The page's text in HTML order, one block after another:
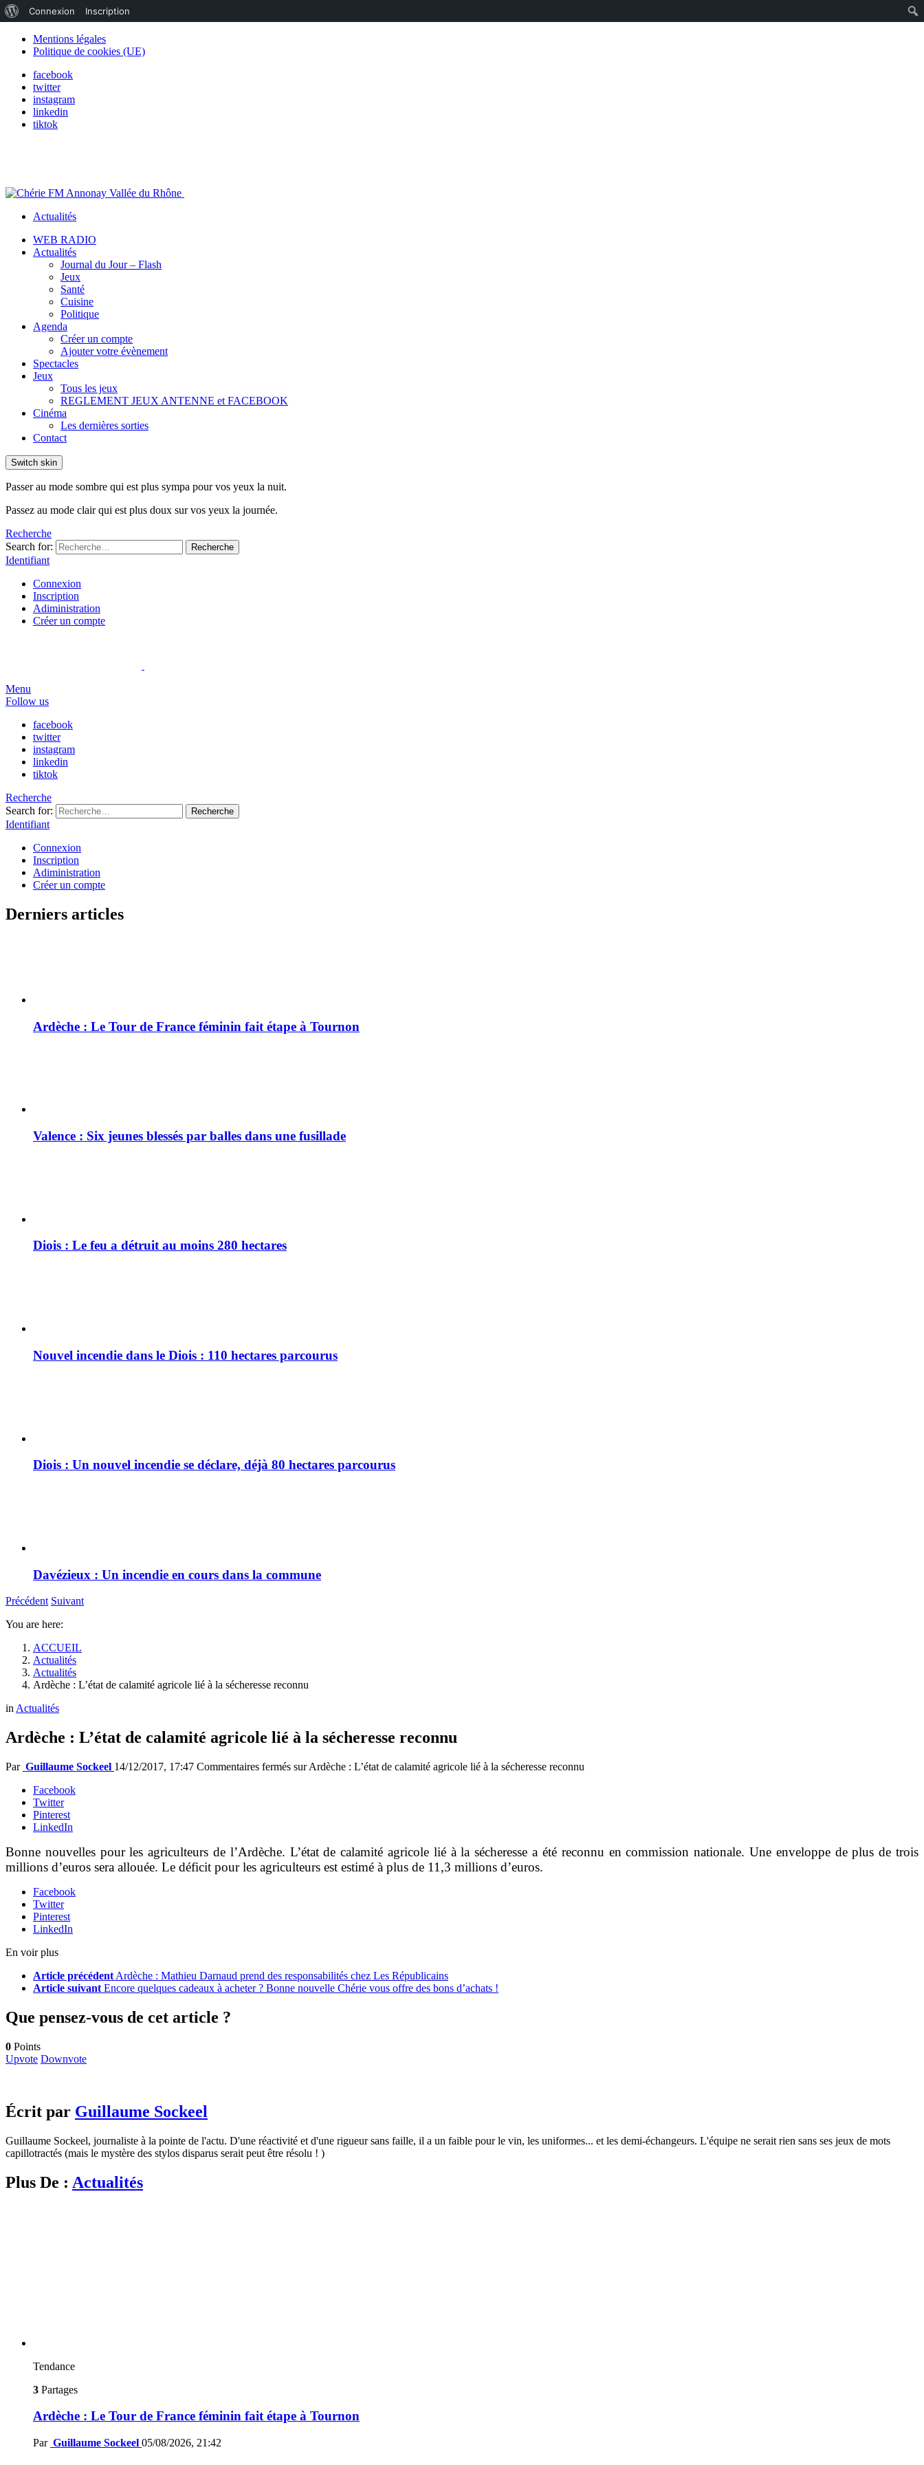
Mentions légales
Politique de cookies (UE)
facebook
twitter
instagram
linkedin
tiktok
Actualités
WEB RADIO
Actualités
Journal du Jour – Flash
Jeux
Santé
Cuisine
Politique
Agenda
Créer un compte
Ajouter votre évènement
Spectacles
Jeux
Tous les jeux
REGLEMENT JEUX ANTENNE et FACEBOOK
Cinéma
Les dernières sorties
Contact
Switch skin
Passer au mode sombre qui est plus sympa pour vos yeux la nuit.
Passez au mode clair qui est plus doux sur vos yeux la journée.
Recherche
Search for:
Recherche
Identifiant
Connexion
Inscription
Adiministration
Créer un compte
Menu
Follow us
facebook
twitter
instagram
linkedin
tiktok
Recherche
Search for:
Recherche
Identifiant
Connexion
Inscription
Adiministration
Créer un compte
Derniers articles
Ardèche : Le Tour de France féminin fait étape à Tournon
Valence : Six jeunes blessés par balles dans une fusillade
Diois : Le feu a détruit au moins 280 hectares
Nouvel incendie dans le Diois : 110 hectares parcourus
Diois : Un nouvel incendie se déclare, déjà 80 hectares parcourus
Davézieux : Un incendie en cours dans la commune
Précédent Suivant
You are here:
ACCUEIL
Actualités
Actualités
Ardèche : L’état de calamité agricole lié à la sécheresse reconnu
inActualités
Ardèche : L’état de calamité agricole lié à la sécheresse reconnu
Par Guillaume Sockeel 14/12/2017, 17:47 Commentaires fermés sur Ardèche : L’état de calamité agricole lié à la sécheresse reconnu
Facebook
Twitter
Pinterest
LinkedIn
Bonne nouvelles pour les agriculteurs de l’Ardèche. L’état de calamité agricole lié à la sécheresse a été reconnu en commission nationale. Une enveloppe de plus de trois
millions d’euros sera allouée. Le déficit pour les agriculteurs est estimé à plus de 11,3 millions d’euros.
Facebook
Twitter
Pinterest
LinkedIn
En voir plus
Article précédent Ardèche : Mathieu Darnaud prend des responsabilités chez Les Républicains
Article suivant Encore quelques cadeaux à acheter ? Bonne nouvelle Chérie vous offre des bons d’achats !
Que pensez-vous de cet article ?
0 Points
Upvote Downvote
Écrit par Guillaume Sockeel
Guillaume Sockeel, journaliste à la pointe de l'actu. D'une réactivité et d'une rigueur sans faille, il a un faible pour le vin, les uniformes... et les demi-échangeurs. L'équipe ne serait rien sans ses jeux de mots
capillotractés (mais le mystère des stylos disparus serait peut être résolu ! )
Plus De : Actualités
Tendance
3 Partages
Ardèche : Le Tour de France féminin fait étape à Tournon
Par Guillaume Sockeel 05/08/2026, 21:42
de
WordPress
Connexion Inscription